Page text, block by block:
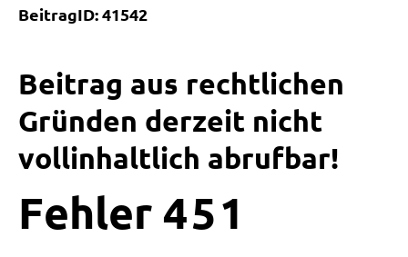
BeitragID: 41542
Beitrag aus rechtlichen
Gründen derzeit nicht
vollinhaltlich abrufbar!
Fehler 4 5 1